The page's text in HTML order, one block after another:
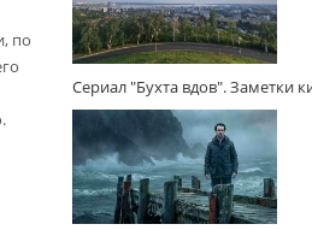
по
Сериал "Бухта вдов". Заметки